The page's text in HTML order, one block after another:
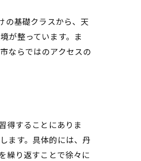
の基礎クラスから、天
が整っています。ま
ならではのアクセスの
得することにありま
ます。具体的には、丹
繰り返すことで徐々に